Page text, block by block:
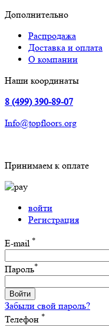
Дополнительно
Распродажа
Доставка и оплата
О компании
Наши координаты
8 (499) 390-89-07
Info@topfloors.org
Принимаем к оплате
войти
Регистрация
E-mail *
Пароль*
Войти
Забыли свой пароль?
Телефон *